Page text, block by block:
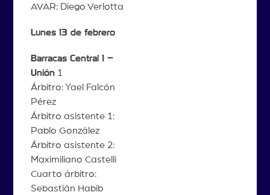
AVAR: Diego Verlotta
Lunes 13 de febrero
Barracas Central 1 –
Unión1
Árbitro: Yael Falcón
Pérez
Árbitro asistente 1:
Pablo González
Árbitro asistente 2:
Maximiliano Castelli
Cuarto árbitro:
Sebastián Habib